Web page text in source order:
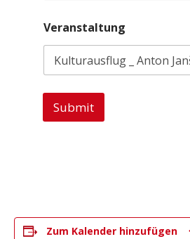
Veranstaltung
Submit
Zum Kalender hinzufügen